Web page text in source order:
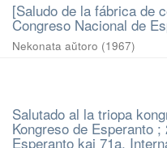
[Saludo de la fábrica de
Congreso Nacional de
Nekonata aŭtoro (1967)
Salutado al la triopa
Kongreso de Esperanto
Esperanto kaj 71a.